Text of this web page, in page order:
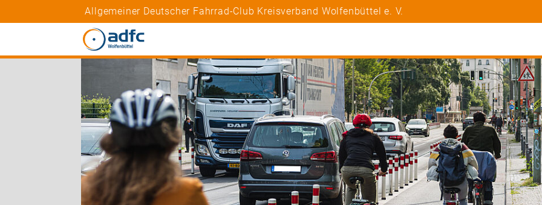
Allgemeiner Deutscher Fahrrad-Club Kreisverband Wolfenbüttel e. V.